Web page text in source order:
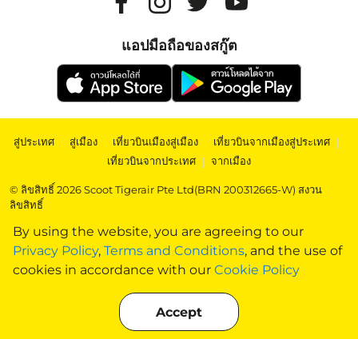
By using the website, you are agreeing to our
Privacy Policy, Terms and Conditions, and the use of
cookies in accordance with our Cookie Policy
Accept
แอปมือถือของสกู๊ต
สู่ประเทศ | สู่เมือง | เที่ยวบินเมืองสู่เมือง | เที่ยวบินจากเมืองสู่ประเทศ |
เที่ยวบินจากประเทศ | จากเมือง
© ลิขสิทธิ์ 2026 Scoot Tigerair Pte Ltd(BRN 200312665-W) สงวน
ลิขสิทธิ์